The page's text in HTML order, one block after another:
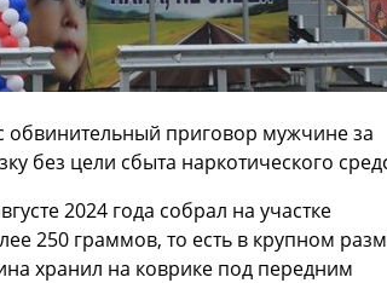
приговор мужчине за
без цели сбыта наркотического
2024 года собрал на участке
250 граммов, то есть в крупном
хранил на коврике под передним